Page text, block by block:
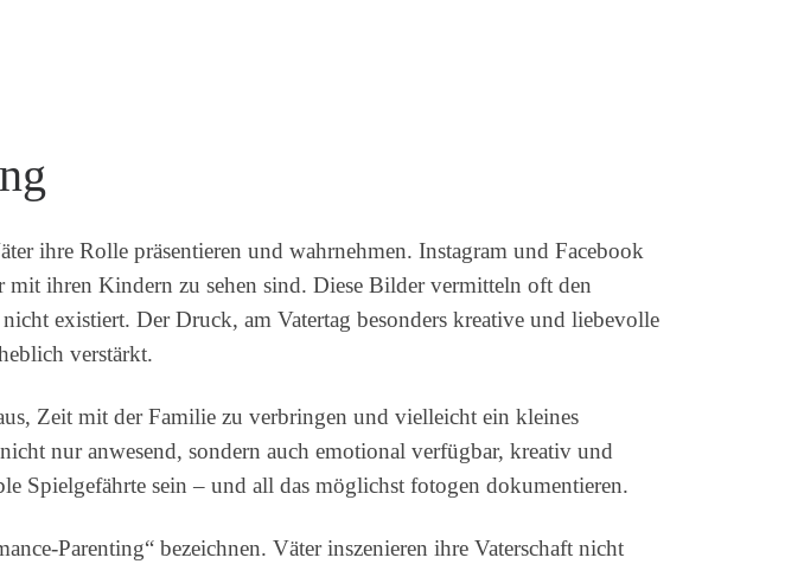
ihre Rolle präsentieren und wahrnehmen. Instagram und Facebook
ihren Kindern zu sehen sind. Diese Bilder vermitteln oft den
existiert. Der Druck, am Vatertag besonders kreative und liebevolle
verstärkt.
Zeit mit der Familie zu verbringen und vielleicht ein kleines
nur anwesend, sondern auch emotional verfügbar, kreativ und
Spielgefährte sein – und all das möglichst fotogen dokumentieren.
Parenting“ bezeichnen. Väter inszenieren ihre Vaterschaft nicht